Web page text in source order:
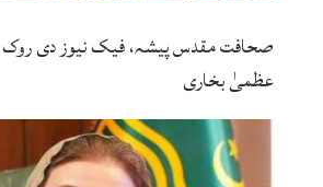
صحافت مقدس پیشہ، فیک نیوز دی روک
عظمیٰ بخاری